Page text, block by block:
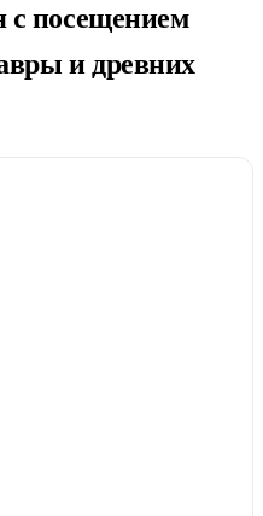
с посещением
и древних